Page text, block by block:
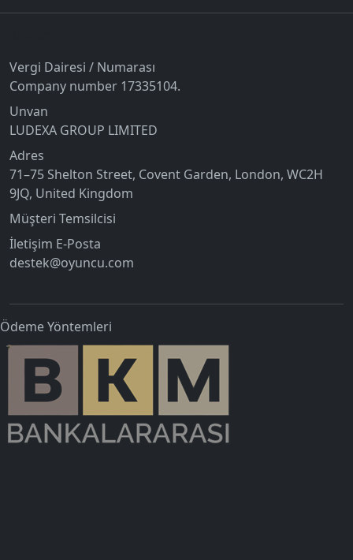
Vergi Dairesi / Numarası
Company number 17335104.
Unvan
LUDEXA GROUP LIMITED
Adres
71–75 Shelton Street, Covent Garden, London, WC2H
9JQ, United Kingdom
Müşteri Temsilcisi
İletişim E-Posta
destek@oyuncu.com
Ödeme Yöntemleri